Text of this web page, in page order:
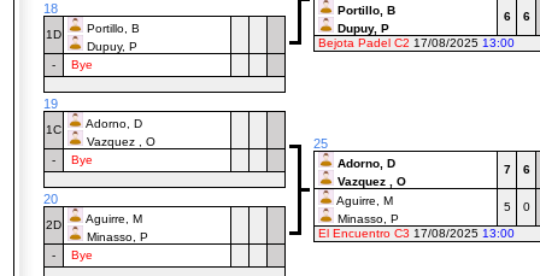
Portillo, B
Dupuy, P
6
6
Bejota Padel C2 17/08/2025 13:00
18
1D
Portillo, B
Dupuy, P
-
Bye
19
1C
Adorno, D
Vazquez , O
-
Bye
25
Adorno, D
Vazquez , O
7 6
Aguirre, M
Minasso, P
5
0
El Encuentro C3 17/08/2025 13:00
20
2D
Aguirre, M
Minasso, P
-
Bye